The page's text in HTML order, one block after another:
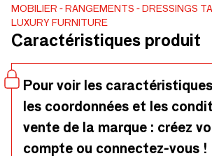
bois massif. Un projet de dressing sur mesure est non
seulement esthétique, mais il peut
rendre votre espace plus propre et encore
fabrication artisanale, nous avons les
ressources nécessaires pour concevoir,
installer vos dressings et armoires de
MOBILIER RANGEMENTS DRESSINGS
LUXURY FURNITURE
Caractéristiques produit
Pour voir les
les coordonnées et les
vente de la marque : créez
compte ou connectez-vous !